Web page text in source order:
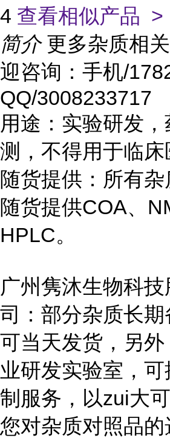
4 查看相似产品 >
简介 更多杂质相
迎咨询：手机/
QQ/3008233717
用途：实验研发
测，不得用于临床
随货提供：所有
随货提供COA、
HPLC。
广州隽沐生物科
司：部分杂质长期
可当天发货，另
业研发实验室，
制服务，以zui大
您对杂质对照品的